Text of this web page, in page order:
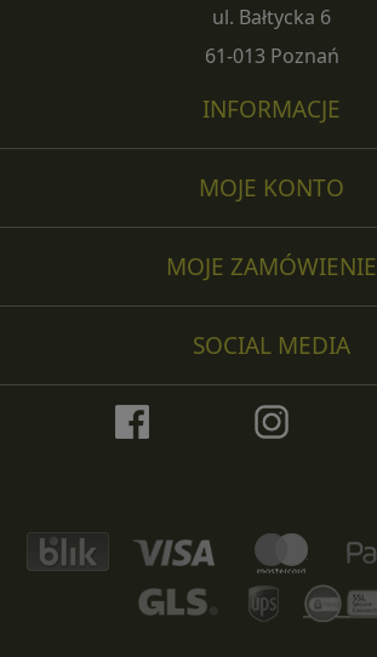
MOJE ZAMÓWIENIE
MOJE KONTO
ul. Bałtycka 6
61-013 Poznań
INFORMACJE
SOCIAL MEDIA